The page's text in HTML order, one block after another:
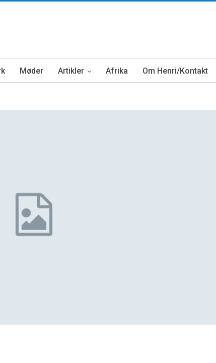
Møder Artikler Afrika Om Henri/Kontakt